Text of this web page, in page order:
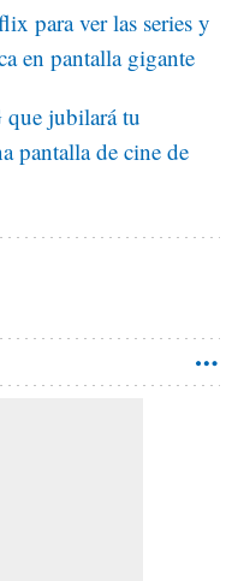
para ver las series y
en pantalla gigante
jubilará tu
pantalla de cine de